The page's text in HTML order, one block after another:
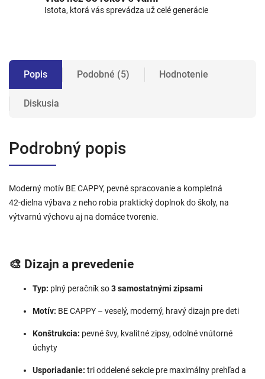
Istota, ktorá vás sprevádza už celé generácie
Popis Podobné (5) Hodnotenie
Diskusia
Podrobný popis
Moderný motív BE CAPPY, pevné spracovanie a kompletná
42‑dielna výbava z neho robia praktický doplnok do školy, na
výtvarnú výchovu aj na domáce tvorenie.
🎨 Dizajn a prevedenie
Typ: plný peračník so3 samostatnými zipsami
Motív: BE CAPPY – veselý, moderný, hravý dizajn pre deti
Konštrukcia: pevné švy, kvalitné zipsy, odolné vnútorné
úchyty
Usporiadanie: tri oddelené sekcie pre maximálny prehľad a